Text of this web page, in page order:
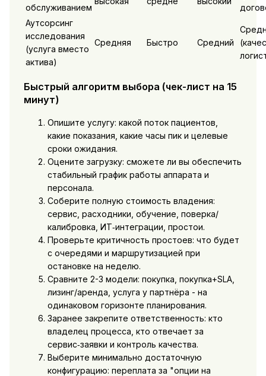
обслуживанием
Аутсорсинг
исследования
(услуга вместо
актива)
Средняя Быстро Средний
Быстрый алгоритм выбора (чек-лист на 15
минут)
Опишите услугу: какой поток пациентов,
какие показания, какие часы пик и целевые
сроки ожидания.
Оцените загрузку: сможете ли вы обеспечить
стабильный график работы аппарата и
персонала.
Соберите полную стоимость владения:
сервис, расходники, обучение, поверка/
калибровка, ИТ‑интеграции, простои.
Проверьте критичность простоев: что будет
с очередями и маршрутизацией при
остановке на неделю.
Сравните 2-3 модели: покупка, покупка+SLA,
лизинг/аренда, услуга у партнёра - на
одинаковом горизонте планирования.
Заранее закрепите ответственность: кто
владелец процесса, кто отвечает за
сервис‑заявки и контроль качества.
Выберите минимально достаточную
конфигурацию: переплата за "опции на